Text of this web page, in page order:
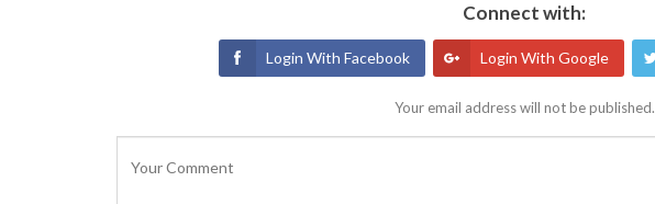
Connect with:
Login With Facebook Login With Google
Your email address will not be published.